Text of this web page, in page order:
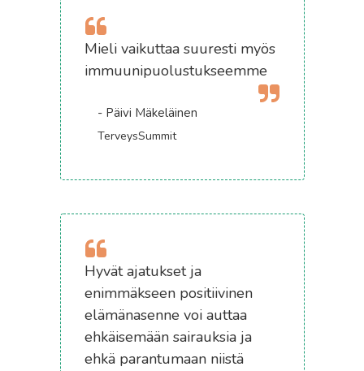
Mieli vaikuttaa suuresti myös
immuunipuolustukseemme
- Päivi Mäkeläinen
TerveysSummit
Hyvät ajatukset ja
enimmäkseen positiivinen
elämänasenne voi auttaa
ehkäisemään sairauksia ja
ehkä parantumaan niistä